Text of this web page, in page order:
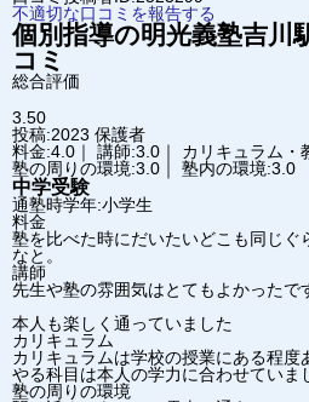
不適切な口コミを報告する
個別指導の明光義塾吉川
コミ
総合評価
3.50
投稿:2023 保護者
料金:4.0｜ 講師:3.0｜ カリキュラム・
塾の周りの環境:3.0｜ 塾内の環境:3.0
中学受験
通塾時学年:小学生
料金
塾を比べた時にだいたいどこも同じぐ
なと。
講師
先生や塾の雰囲気はとてもよかったで
本人も楽しく通っていました
カリキュラム
カリキュラムは学校の授業にある程度
やる科目は本人の学力に合わせていま
塾の周りの環境